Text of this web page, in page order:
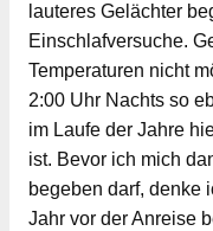
lauteres Gelächter
Einschlafversuche.
Temperaturen nicht
2:00 Uhr Nachts so
im Laufe der Jahre
ist. Bevor ich mich
begeben darf, denke
Jahr vor der Anreise